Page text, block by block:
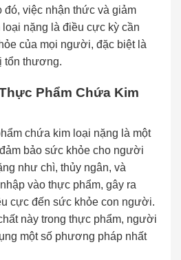
đó, việc nhận thức và giảm
nặng là điều cực kỳ cần
của mọi người, đặc biệt là
tổn thương.
Phẩm Chứa Kim
chứa kim loại nặng là một
bảo sức khỏe cho người
như chì, thủy ngân, và
vào thực phẩm, gây ra
cực đến sức khỏe con người.
này trong thực phẩm, người
một số phương pháp nhất